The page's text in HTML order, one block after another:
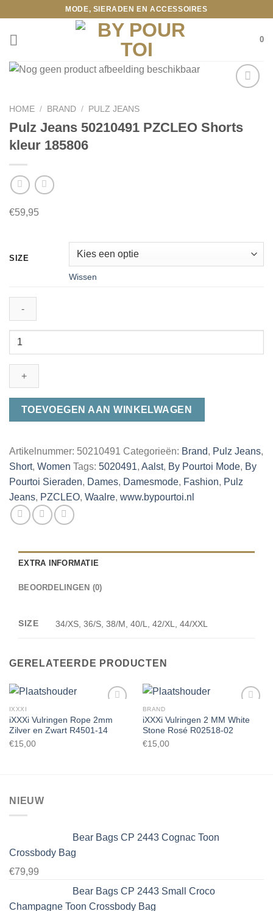
inhoud
MODE, SIERADEN EN ACCESSOIRES
0
Toevoegen
aan
HOME / BRAND / PULZ JEANS
Pulz Jeans 50210491 PZCLEO Shorts
kleur 185806
€59,95
SIZE
Wissen
Pulz
50210491
PZCLEO
kleur
185806
TOEVOEGEN AAN WINKELWAGEN
Artikelnummer: 50210491 Categorieën: Brand, Pulz Jeans,
Short, Women Tags: 5020491, Aalst, By Pourtoi Mode, By
Pourtoi Sieraden, Dames, Damesmode, Fashion, Pulz
Jeans, PZCLEO, Waalre, www.bypourtoi.nl
EXTRA INFORMATIE
BEOORDELINGEN (0)
SIZE 34/XS, 36/S, 38/M, 40/L, 42/XL, 44/XXL
GERELATEERDE PRODUCTEN
Toevoegen
IXXXI
iXXXi Vulringen Rope 2mm
Zilver en Zwart R4501-14
€15,00
Toevoegen
BRAND
iXXXi Vulringen 2 MM White
Stone Rosé R02518-02
€15,00
NIEUW
Bear Bags CP 2443 Cognac Toon
Crossbody Bag
€79,99
Bear Bags CP 2443 Small Croco
Champagne Toon Crossbody Bag